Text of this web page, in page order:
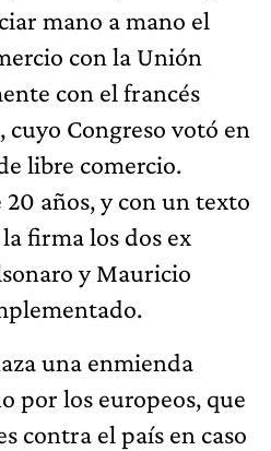
mano a mano el
con la Unión
con el francés
Congreso votó en
libre comercio.
años, y con un texto
firma los dos ex
y Mauricio
una enmienda
por los europeos, que
contra el país en caso